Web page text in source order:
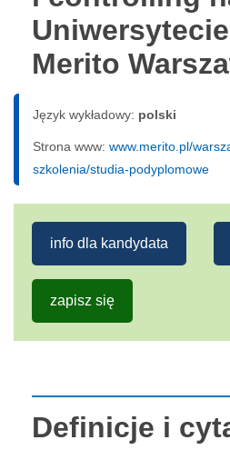
Merito
Język wykładowy: polski
Strona www: www.merito.pl/
szkolenia/studia-podyplomowe
info dla kandydata
zapisz się
Definicje i